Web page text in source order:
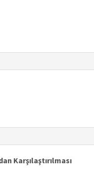
Karşılaştırılması